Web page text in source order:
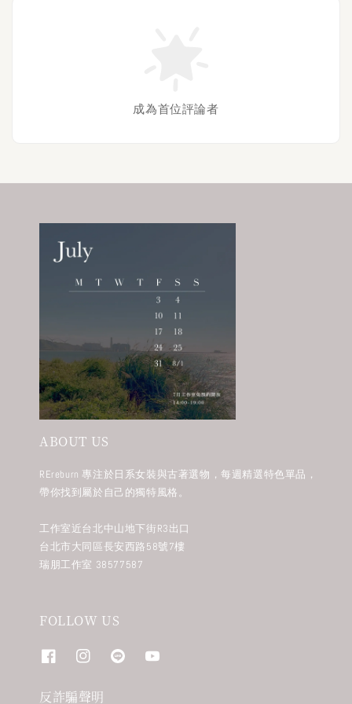
成為首位評論者
ABOUT US
REreburn 專注於日系女裝與古著選物，每週精選特色單品，
帶你找到屬於自己的獨特風格。
工作室近台北中山地下街R3出口
台北市大同區長安西路58號7樓
瑞朋工作室 38577587
FOLLOW US
反詐騙聲明